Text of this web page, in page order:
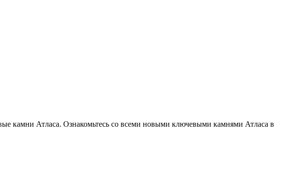
камни Атласа. Ознакомьтесь со всеми новыми ключевыми камнями Атласа в